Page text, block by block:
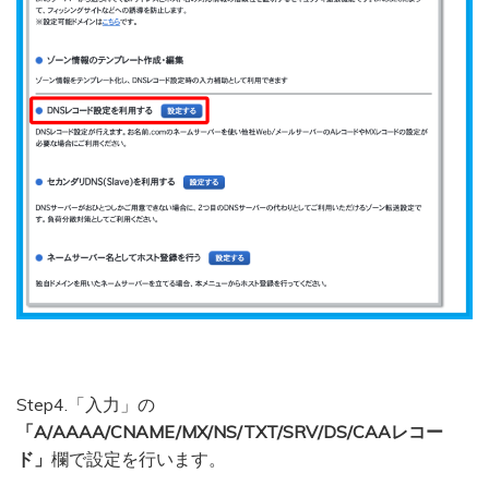
Step4.「入力」の
「A/AAAA/CNAME/MX/NS/TXT/SRV/DS/CAAレコー
ド」 欄で設定を行います。